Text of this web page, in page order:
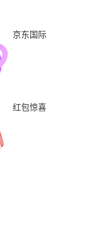
京东国际
红包惊喜